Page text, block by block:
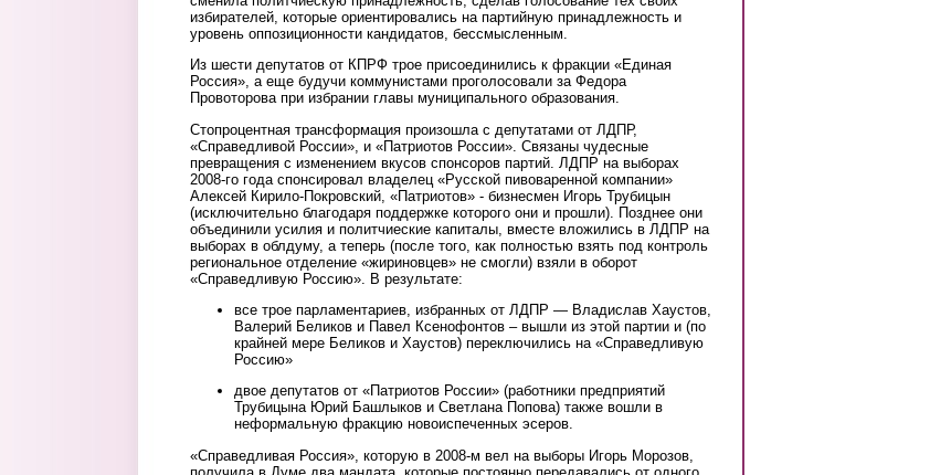
избирателей, которые ориентировались на партийную принадлежность и
уровень оппозиционности кандидатов, бессмысленным.
Из шести депутатов от КПРФ трое присоединились к фракции «Единая
Россия», а еще будучи коммунистами проголосовали за Федора
Провоторова при избрании главы муниципального образования.
Стопроцентная трансформация произошла с депутатами от ЛДПР,
«Справедливой России», и «Патриотов России». Связаны чудесные
превращения с изменением вкусов спонсоров партий. ЛДПР на выборах
2008-го года спонсировал владелец «Русской пивоваренной компании»
Алексей Кирило-Покровский, «Патриотов» - бизнесмен Игорь Трубицын
(исключительно благодаря поддержке которого они и прошли). Позднее они
объединили усилия и политчиеские капиталы, вместе вложились в ЛДПР на
выборах в облдуму, а теперь (после того, как полностью взять под контроль
региональное отделение «жириновцев» не смогли) взяли в оборот
«Справедливую Россию». В результате:
все трое парламентариев, избранных от ЛДПР — Владислав Хаустов,
Валерий Беликов и Павел Ксенофонтов – вышли из этой партии и (по
крайней мере Беликов и Хаустов) переключились на «Справедливую
Россию»
двое депутатов от «Патриотов России» (работники предприятий
Трубицына Юрий Башлыков и Светлана Попова) также вошли в
неформальную фракцию новоиспеченных эсеров.
«Справедливая Россия», которую в 2008-м вел на выборы Игорь Морозов,